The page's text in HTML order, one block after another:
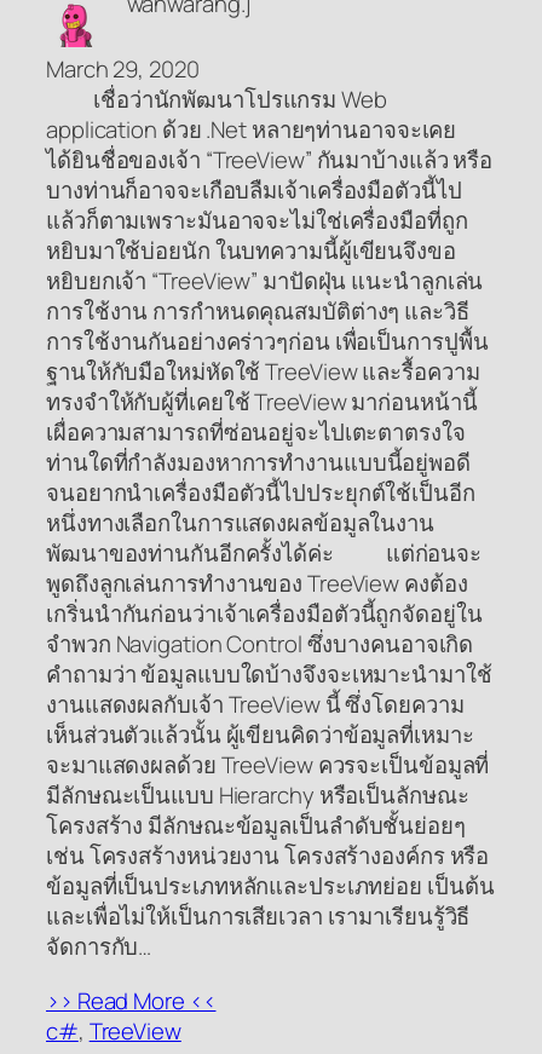
March 29, 2020
เชื่อว่านักพัฒนาโปรแกรม Web
application ด้วย .Net หลายๆท่านอาจจะเคย
ได้ยินชื่อของเจ้า “TreeView” กันมาบ้างแล้ว หรือ
บางท่านก็อาจจะเกือบลืมเจ้าเครื่องมือตัวนี้ไป
แล้วก็ตามเพราะมันอาจจะไม่ใช่เครื่องมือที่ถูก
หยิบมาใช้บ่อยนัก ในบทความนี้ผู้เขียนจึงขอ
หยิบยกเจ้า “TreeView” มาปัดฝุ่น แนะนำลูกเล่น
การใช้งาน การกำหนดคุณสมบัติต่างๆ และวิธี
การใช้งานกันอย่างคร่าวๆก่อน เพื่อเป็นการปูพื้น
ฐานให้กับมือใหม่หัดใช้ TreeView และรื้อความ
ทรงจำให้กับผู้ที่เคยใช้ TreeView มาก่อนหน้านี้
เผื่อความสามารถที่ซ่อนอยู่จะไปเตะตาตรงใจ
ท่านใดที่กำลังมองหาการทำงานแบบนี้อยู่พอดี
จนอยากนำเครื่องมือตัวนี้ไปประยุกต์ใช้เป็นอีก
หนึ่งทางเลือกในการแสดงผลข้อมูลในงาน
พัฒนาของท่านกันอีกครั้งได้ค่ะ แต่ก่อนจะ
พูดถึงลูกเล่นการทำงานของ TreeView คงต้อง
เกริ่นนำกันก่อนว่าเจ้าเครื่องมือตัวนี้ถูกจัดอยู่ใน
จำพวก Navigation Control ซึ่งบางคนอาจเกิด
คำถามว่า ข้อมูลแบบใดบ้างจึงจะเหมาะนำมาใช้
งานแสดงผลกับเจ้า TreeView นี้ ซึ่งโดยความ
เห็นส่วนตัวแล้วนั้น ผู้เขียนคิดว่าข้อมูลที่เหมาะ
จะมาแสดงผลด้วย TreeView ควรจะเป็นข้อมูลที่
มีลักษณะเป็นแบบ Hierarchy หรือเป็นลักษณะ
โครงสร้าง มีลักษณะข้อมูลเป็นลำดับชั้นย่อยๆ
เช่น โครงสร้างหน่วยงาน โครงสร้างองค์กร หรือ
ข้อมูลที่เป็นประเภทหลักและประเภทย่อย เป็นต้น
และเพื่อไม่ให้เป็นการเสียเวลา เรามาเรียนรู้วิธี
จัดการกับ…
>> Read More <<
c#, TreeView